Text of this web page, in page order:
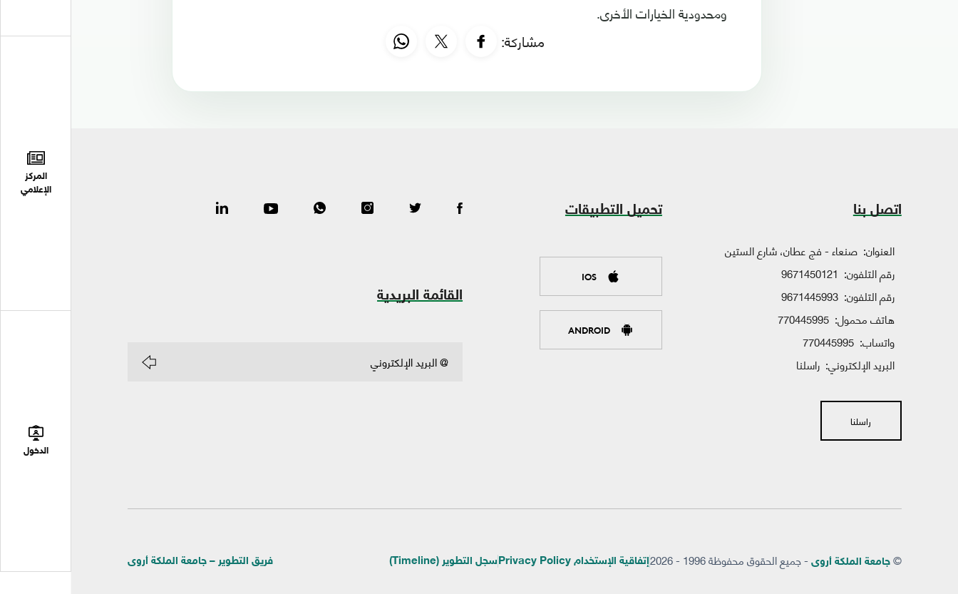
المركز
الإعلامي
الدخول
ومحدودية الخيارات الأخرى.
مشاركة:
اتصل بنا
العنوان: صنعاء - فج عطان، شارع الستين
رقم التلفون: 9671450121
رقم التلفون: 9671445993
هاتف محمول: 770445995
واتساب: 770445995
البريد الإلكتروني: راسلنا
راسلنا
تحميل التطبيقات
IOS
ANDROID
القائمة البريدية
©جامعة الملكة أروى - جميع الحقوق محفوظة 1996 - 2026 إتفاقية الإستخدام Privacy Policy سجل التطوير (Timeline) فريق التطوير – جامعة الملكة أروى